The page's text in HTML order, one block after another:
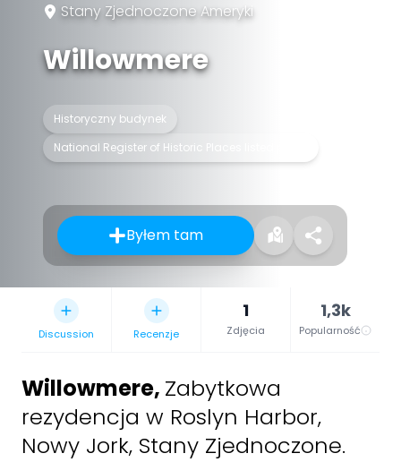
Stany Zjednoczone Ameryki
Willowmere
Historyczny budynek
National Register of Historic Places listed place
Byłem tam
Discussion Recenzje
1
Zdjęcia
1,3k
Popularność
Willowmere, Zabytkowa
rezydencja w Roslyn Harbor,
Nowy Jork, Stany Zjednoczone.